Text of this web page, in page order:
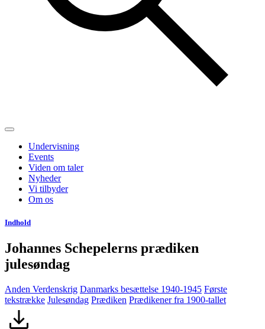
Undervisning
Events
Viden om taler
Nyheder
Vi tilbyder
Om os
Indhold
Johannes Schepelerns prædiken
julesøndag
Anden Verdenskrig Danmarks besættelse 1940-1945 Første
tekstrække Julesøndag Prædiken Prædikener fra 1900-tallet